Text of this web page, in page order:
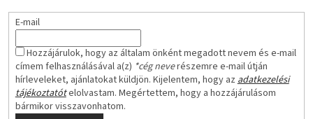
E-mail
Hozzájárulok, hogy az általam önként megadott nevem és e-mail
címem felhasználásával a(z) *cég neverészemre e-mail útján
hírleveleket, ajánlatokat küldjön. Kijelentem, hogy azadatkezelési
tájékoztatótelolvastam. Megértettem, hogy a hozzájárulásom
bármikor visszavonhatom.